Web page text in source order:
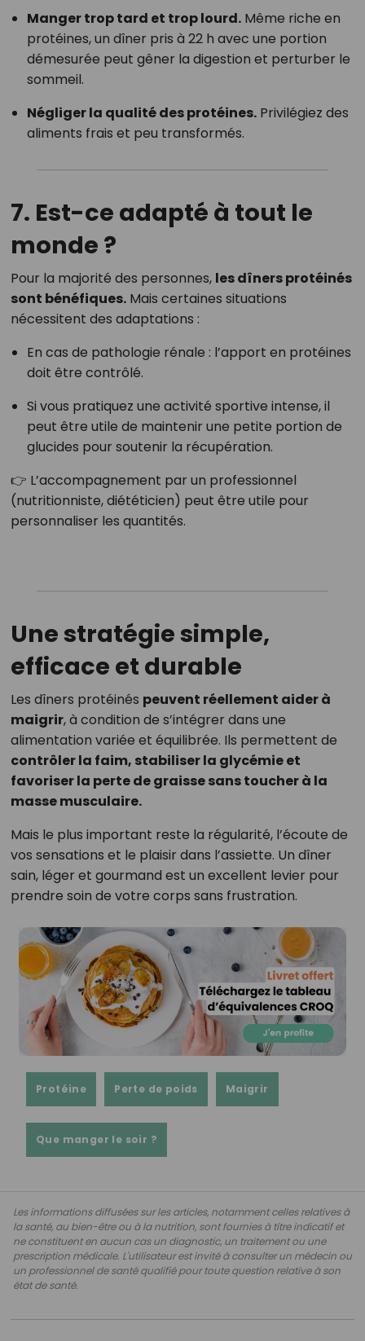
Manger trop tard et trop lourd.Même riche en
protéines, un dîner pris à 22 h avec une portion
démesurée peut gêner la digestion et perturber le
sommeil.
Négliger la qualité des protéines.Privilégiez des
aliments frais et peu transformés.
7. Est-ce adapté à tout le
monde ?
Pour la majorité des personnes, les dîners protéinés
sont bénéfiques.Mais certaines situations
nécessitent des adaptations :
En cas de pathologie rénale : l’apport en protéines
doit être contrôlé.
Si vous pratiquez une activité sportive intense, il
peut être utile de maintenir une petite portion de
glucides pour soutenir la récupération.
👉 L’accompagnement par un professionnel
(nutritionniste, diététicien) peut être utile pour
personnaliser les quantités.
Une stratégie simple,
efficace et durable
Les dîners protéinés peuvent réellement aider à
maigrir, à condition de s’intégrer dans une
alimentation variée et équilibrée. Ils permettent de
contrôler la faim, stabiliser la glycémie et
favoriser la perte de graisse sans toucher à la
masse musculaire.
Mais le plus important reste la régularité, l’écoute de
vos sensations et le plaisir dans l’assiette. Un dîner
sain, léger et gourmand est un excellent levier pour
prendre soin de votre corps sans frustration.
Protéine Perte de poids Maigrir
Que manger le soir ?
Les informations diffusées sur les articles, notamment celles relatives à
la santé, au bien-être ou à la nutrition, sont fournies à titre indicatif et
ne constituent en aucun cas un diagnostic, un traitement ou une
prescription médicale. L'utilisateur est invité à consulter un médecin ou
un professionnel de santé qualifié pour toute question relative à son
état de santé.